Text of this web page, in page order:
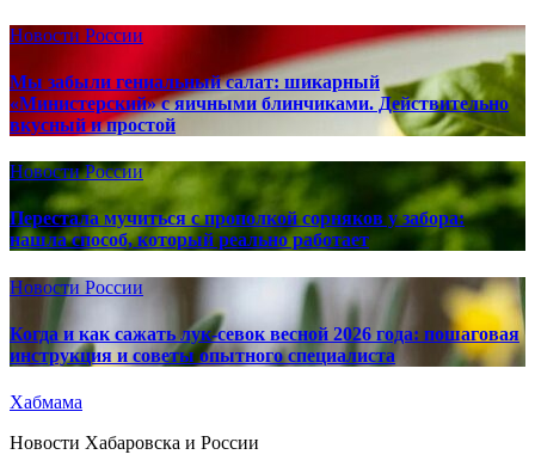
Новости России
Мы забыли гениальный салат: шикарный
«Министерский» с яичными блинчиками. Действительно
вкусный и простой
Новости России
Перестала мучиться с прополкой сорняков у забора:
нашла способ, который реально работает
Новости России
Когда и как сажать лук-севок весной 2026 года: пошаговая
инструкция и советы опытного специалиста
Хабмама
Новости Хабаровска и России